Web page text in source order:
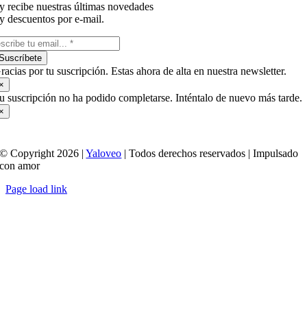
y recibe nuestras últimas novedades
y descuentos por e-mail.
por tu suscripción. Estas ahora de alta en nuestra newsletter.
suscripción no ha podido completarse. Inténtalo de nuevo más tarde.
© Copyright 2026 |Yaloveo | Todos derechos reservados | Impulsado
con amor
Page load link